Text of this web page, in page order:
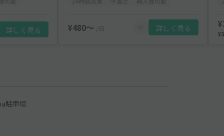
詳しく見る ¥480〜 /日 詳しく見る
駐車場